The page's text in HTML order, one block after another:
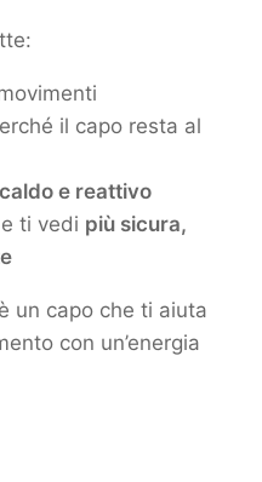
il capo resta al
e reattivo
ti vedi più sicura,
un capo che ti aiuta
con un’energia